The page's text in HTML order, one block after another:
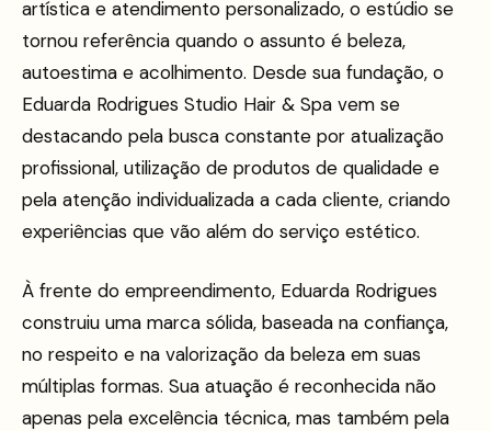
artística e atendimento personalizado, o estúdio se
tornou referência quando o assunto é beleza,
autoestima e acolhimento. Desde sua fundação, o
Eduarda Rodrigues Studio Hair & Spa vem se
destacando pela busca constante por atualização
profissional, utilização de produtos de qualidade e
pela atenção individualizada a cada cliente, criando
experiências que vão além do serviço estético.
À frente do empreendimento, Eduarda Rodrigues
construiu uma marca sólida, baseada na confiança,
no respeito e na valorização da beleza em suas
múltiplas formas. Sua atuação é reconhecida não
apenas pela excelência técnica, mas também pela